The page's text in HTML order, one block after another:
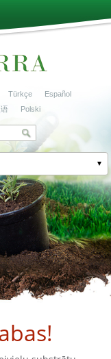
Türkçe
Español
Polski